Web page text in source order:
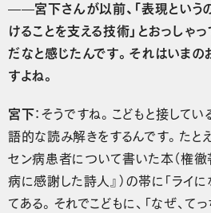
——宮下さんが以前、「表現という
けることを支える技術」とおっしゃ
だなと感じたんです。それはいま
すよね。
宮下：そうですね。こどもと接して
語的な読み解きをするんです。たと
セン病患者について書いた本（権徹
病に感謝した詩人』）の帯に「ライに
てある。それでこどもに、「なぜ、て